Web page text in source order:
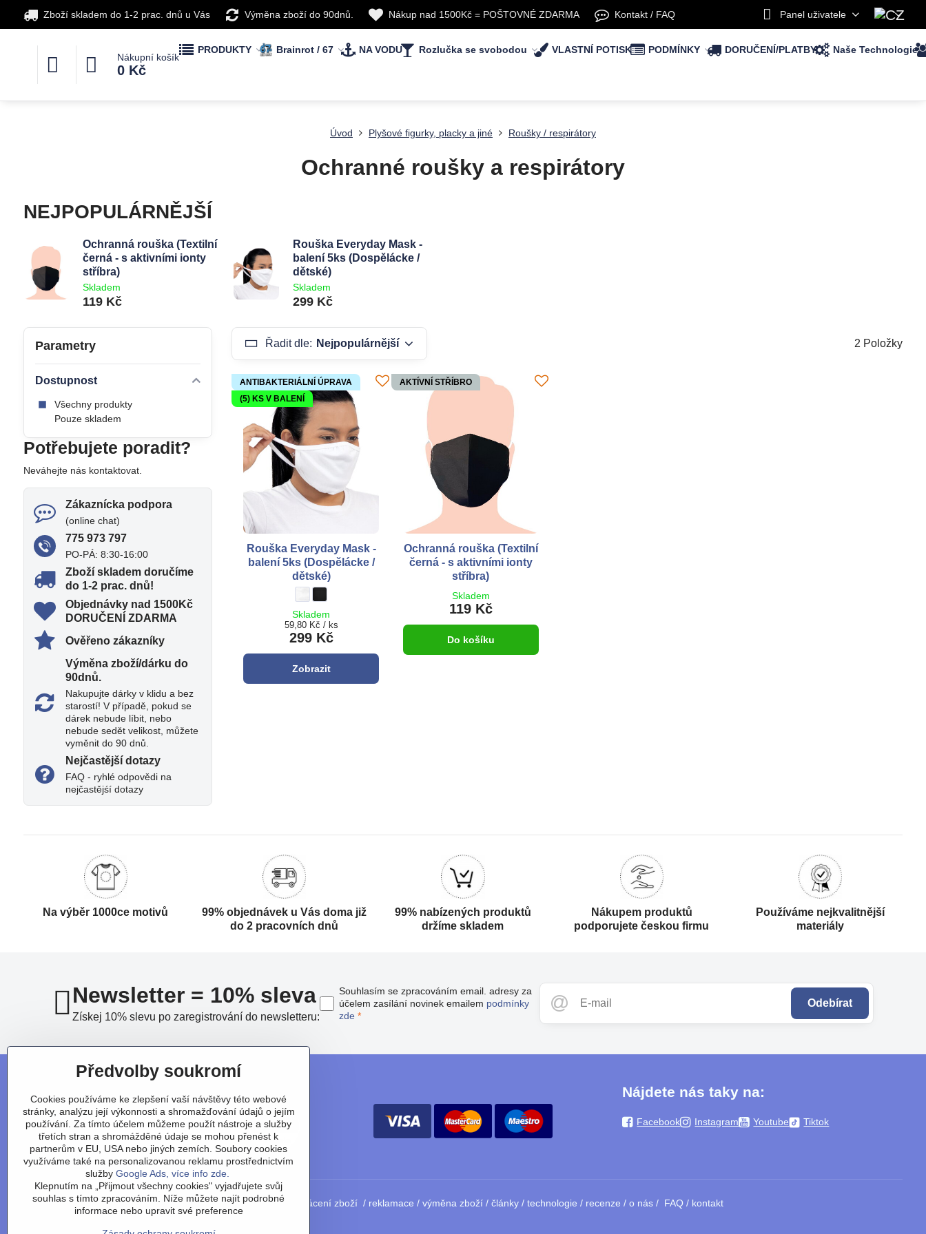
Zboží skladem do 1-2 prac. dnů u Vás Výměna zboží do 90dnů. Nákup nad 1500Kč = POŠTOVNÉ ZDARMA Kontakt / FAQ Panel uživatele
Nákupní košík
0 Kč
PRODUKTY Brainrot / 67 NA VODU Rozlučka se svobodou VLASTNÍ POTISK PODMÍNKY DORUČENÍ/PLATBY Naše Technologie
Úvod Plyšové figurky, placky a jiné Roušky / respirátory
Ochranné roušky a respirátory
NEJPOPULÁRNĚJŠÍ
Ochranná rouška (Textilní
černá - s aktivními ionty
stříbra)
Skladem
119 Kč
Rouška Everyday Mask -
balení 5ks (Dospělácke /
dětské)
Skladem
299 Kč
Řadit dle: Nejpopulárnější 2 Položky
ANTIBAKTERIÁLNÍ ÚPRAVA
(5) KS V BALENÍ
Rouška Everyday Mask -
balení 5ks (Dospělácke /
dětské)
Rouška Everyday Mask - balení 5ks (Dospělácke / dětské) - Barva:
Rouška Everyday Mask - balení 5ks (Dospělácke / dětské) - Barva:
Skladem
299 Kč
59,80 Kč / ks
Zobrazit
AKTÍVNÍ STŘÍBRO
Ochranná rouška (Textilní
černá - s aktivními ionty
stříbra)
Skladem
119 Kč
Do košíku
Parametry
Dostupnost
Všechny produkty
Pouze skladem
Potřebujete poradit?
Neváhejte nás kontaktovat.
Zákaznícka podpora
(online chat)
775 973 797
PO-PÁ: 8:30-16:00
Zboží skladem doručíme
do 1-2 prac​. dnů!
Objednávky nad 1500Kč
DORUČENÍ ZDARMA
Ověřeno zákazníky
Výměna zboží/dárku do
90dnů​.
Nakupujte dárky v klidu a bez
starostí! V případě, pokud se
dárek nebude líbit, nebo
nebude sedět velikost, můžete
vyměnit do 90 dnů.
Nejčastější dotazy
FAQ - ryhlé odpovědi na
nejčastějśí dotazy
Na výběr 1000ce motivů
99% objednávek u Vás doma již
do 2 pracovních dnů
99% nabízených produktů
držíme skladem
Nákupem produktů
podporujete českou firmu
Používáme nejkvalitnější
materiály
Newsletter = 10% sleva
Získej 10% slevu po zaregistrování do newsletteru:
Odebírat
Souhlasím se zpracováním email. adresy za
účelem zasílání novinek emailem podmínky
zde *
Nájdete nás taky na:
Facebook Instagram Youtube Tiktok
Obchodní podmínky vrácení zboží/ reklamace / výměna zboží/ články/ technologie / recenze / o nás/ FAQ/ kontakt
Předvolby soukromí
Cookies používáme ke zlepšení vaší návštěvy této webové
stránky, analýzu její výkonnosti a shromažďování údajů o jejím
používání. Za tímto účelem můžeme použít nástroje a služby
třetích stran a shromážděné údaje se mohou přenést k
partnerům v EU, USA nebo jiných zemích. Soubory cookies
využíváme také na personalizovanou reklamu prostřednictvím
služby Google Ads, více info zde.
Klepnutím na „Přijmout všechny cookies" vyjadřujete svůj
souhlas s tímto zpracováním. Níže můžete najít podrobné
informace nebo upravit své preference